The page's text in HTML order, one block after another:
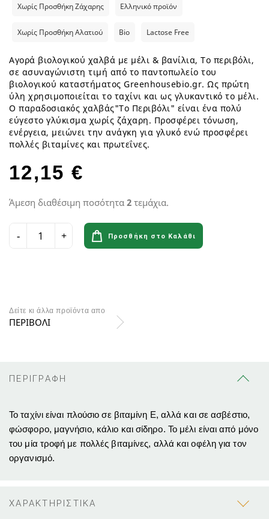
Χωρίς Προσθήκη Ζάχαρης Ελληνικό προϊόν
Χωρίς Προσθήκη Αλατιού Bio Lactose Free
Αγορά βιολογικού χαλβά με μέλι & βανίλια, Το περιβόλι,
σε ασυναγώνιστη τιμή από το παντοπωλείο του
βιολογικού καταστήματος Greenhousebio.gr. Ως πρώτη
ύλη χρησιμοποιείται το ταχίνι και ως γλυκαντικό το μέλι.
Ο παραδοσιακός χαλβάς"Το Περιβόλι" είναι ένα πολύ
εύγεστο γλύκισμα χωρίς ζάχαρη. Προσφέρει τόνωση,
ενέργεια, μειώνει την ανάγκη για γλυκό ενώ προσφέρει
πολλές βιταμίνες και πρωτεΐνες.
12,15 €
Άμεση διαθέσιμη ποσότητα 2 τεμάχια.
Προσθήκη στο Καλάθι
Δείτε κι άλλα προϊόντα απο
ΠΕΡΙΒΟΛΙ
ΠΕΡΙΓΡΑΦΗ
Το ταχίνι είναι πλούσιο σε βιταμίνη Ε, αλλά και σε ασβέστιο,
φώσφορο, μαγνήσιο, κάλιο και σίδηρο. Το μέλι είναι από μόνο
του μία τροφή με πολλές βιταμίνες, αλλά και οφέλη για τον
οργανισμό.
ΧΑΡΑΚΤΗΡΙΣΤΙΚΑ